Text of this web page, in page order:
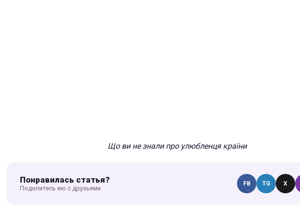
Що ви не знали про улюбленця країни
Понравилась статья?
Поделитесь ею с друзьями
FB TG X